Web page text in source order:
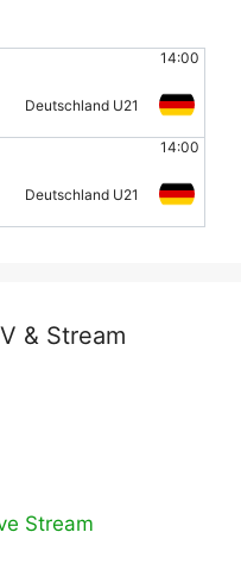
14:00
Deutschland U21
14:00
Deutschland U21
& Stream
Stream